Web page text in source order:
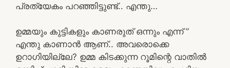
പ്രത്യേകം പറഞ്ഞിട്ടുണ്ട്.. എന്തു…
ഉമ്മയും കുട്ടികളും കാണരുത് ഒന്നും എന്ന് ”
എന്തു കാണാൻ ആണ്.. അവരൊക്കെ
ഉറാഗിയില്ലേ? ഉമ്മ കിടക്കുന്ന റൂമിന്റെ വാതിൽ